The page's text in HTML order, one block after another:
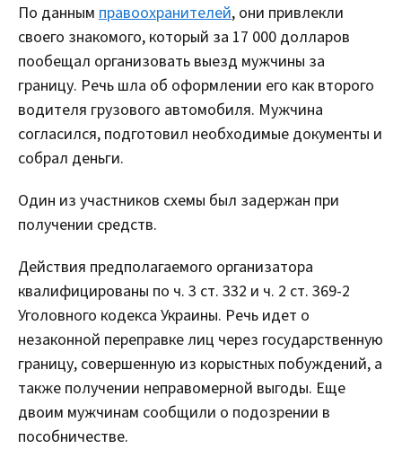
По данным правоохранителей, они привлекли
своего знакомого, который за 17 000 долларов
пообещал организовать выезд мужчины за
границу. Речь шла об оформлении его как второго
водителя грузового автомобиля. Мужчина
согласился, подготовил необходимые документы и
собрал деньги.
Один из участников схемы был задержан при
получении средств.
Действия предполагаемого организатора
квалифицированы по ч. 3 ст. 332 и ч. 2 ст. 369-2
Уголовного кодекса Украины. Речь идет о
незаконной переправке лиц через государственную
границу, совершенную из корыстных побуждений, а
также получении неправомерной выгоды. Еще
двоим мужчинам сообщили о подозрении в
пособничестве.